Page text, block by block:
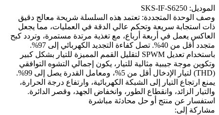
الموديل: SKS-IF-S6250
وصف الوحدة المتجددة: تعتمد هذه السلسلة شريحة معالج دقيق
ذات استجابة سريعة وتحكم عالي الدقة في العمليات، مما يجعل
العاكس يعمل في أربعة أرباع، مع تغذية مرتدة مستمرة، وتردد كبح
متجدد أقل من 40%. تصل كفاءة التجديد الكهربائي إلى 97%.
باستخدام تعديل SPWM لتقليل القمم المميزة للتيار بشكل كبير
وتكوين موجة جيبية مثالية للتيار، يكون إجمالي التشوه التوافقي
(THD) لتيار الإدخال أقل من 5%، ومعامل القدرة يصل إلى 99%.
يمنع ارتجاع التيار إلى الشبكة الكهربائية، وارتفاع درجة الحرارة،
والتيار الزائد، وانقطاع الطور، وانخفاض الجهد، وقصر الدائرة.
استفسار عن منتج أو حل محادثة مباشرة
مشاركة إلى: